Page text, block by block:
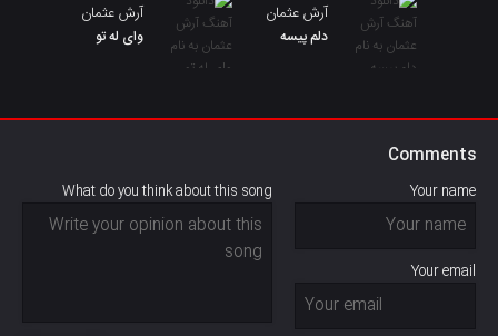
آرش عثمان
دلم پیسه
آرش عثمان
وای له تو
Comments
Your name
Your email
What do you think about this song